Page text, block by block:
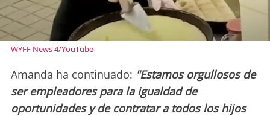
WYFF News 4/YouTube
Amanda ha continuado: "Estamos orgullosos de
ser empleadores para la igualdad de
oportunidades y de contratar a todos los hijos